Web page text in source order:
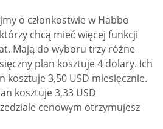
o członkostwie w Habbo
chcą mieć więcej funkcji
Mają do wyboru trzy różne
plan kosztuje 4 dolary. Ich
kosztuje 3,50 USD miesięcznie.
kosztuje 3,33 USD
cenowym otrzymujesz